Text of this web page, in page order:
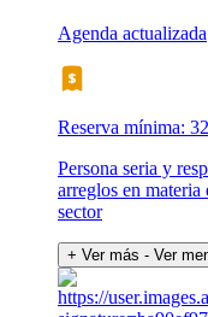
Agenda actualizada
Reserva mínima:
Persona seria y
arreglos en
sector
+ Ver más - Ver